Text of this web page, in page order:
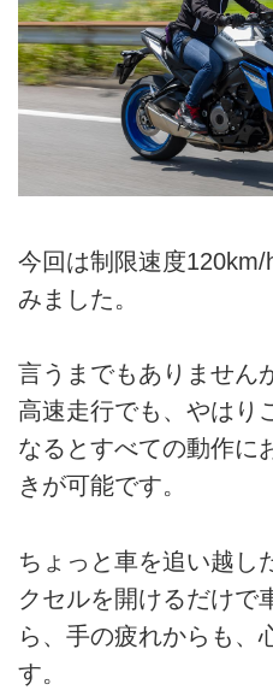
今回は制限速度
みました。
言うまでもありません
高速走行でも、やはり
なるとすべての動作に
きが可能です。
ちょっと車を追い越し
クセルを開けるだけで
ら、手の疲れからも、
す。